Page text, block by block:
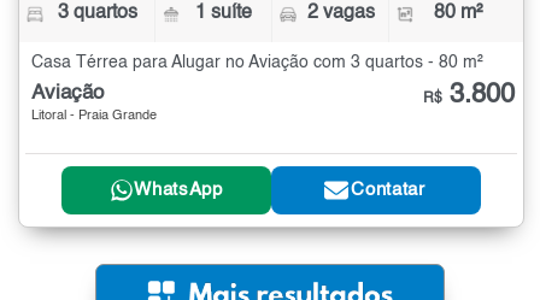
3 quartos 1 suíte 2 vagas 80 m²
Casa Térrea para Alugar no Aviação com 3 quartos - 80 m²
Aviação
Litoral - Praia Grande
R$ 3.800
WhatsApp Contatar